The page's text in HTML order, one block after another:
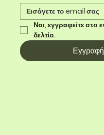
Ναι, εγγραφείτε στο
δελτίο.